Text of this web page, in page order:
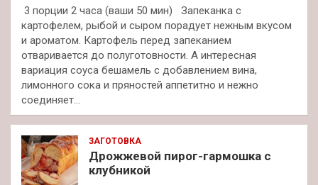
3 порции 2 часа (ваши 50 мин) Запеканка с
картофелем, рыбой и сыром порадует нежным вкусом
и ароматом. Картофель перед запеканием
отваривается до полуготовности. А интересная
вариация соуса бешамель с добавлением вина,
лимонного сока и пряностей аппетитно и нежно
соединяет…
ЗАГОТОВКА
Дрожжевой пирог-гармошка с
клубникой